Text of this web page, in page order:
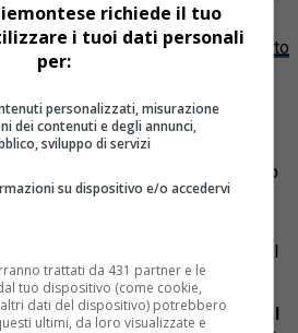
chiuse laJuventusha comunicato
dell’avviso di conclusione delle
della Procura della Repubblica
relative ai bilanci 2019, 2020 e
per i reati di falso nelle
del mercato, ostacolo
di pubblica vigilanza della Consob
mediante uso di fatture per
è stato passato il fascicolo dopo il
ha confermato le ipotesi
. Oltre all’ex presidente del
procura rischiano il processo
Pavel
richiede il tuo
i tuoi dati personali
per:
personalizzati, misurazione
dei contenuti e degli annunci,
sviluppo di servizi
su dispositivo e/o accedervi
trattati da 431 partner e le
tuo dispositivo (come cookie,
dati del dispositivo) potrebbero
ultimi, da loro visualizzate e